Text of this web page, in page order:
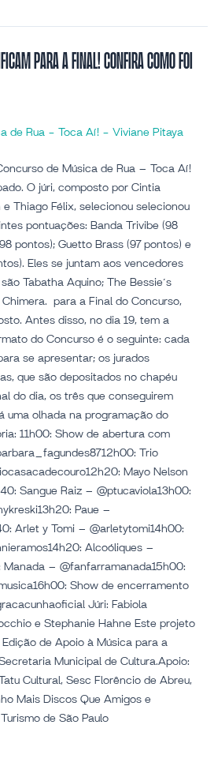
para a final! Confira como foi
de Música de Rua – Toca Aí!
O júri, composto por Cintia
Thiago Félix, selecionou selecionou
pontuações: Banda Trivibe (98
pontos); Guetto Brass (97 pontos) e
Eles se juntam aos vencedores
Tabatha Aquino; The Bessie´s
Chimera. para a Final do Concurso,
Antes disso, no dia 19, tem a
do Concurso é o seguinte: cada
se apresentar; os jurados
que são depositados no chapéu
do dia, os três que conseguirem
uma olhada na programação do
11h00: Show de abertura com
Trio
Mayo Nelson
Sangue Raiz – @ptucaviola13h00:
Paue –
Arlet y Tomi – @arletytomi14h00:
Alcoóliques –
Manada – @fanfarramanada15h00:
Show de encerramento
Júri: Fabiola
e Stephanie Hahne Este projeto
de Apoio à Música para a
Municipal de Cultura.Apoio:
Cultural, Sesc Florêncio de Abreu,
Mais Discos Que Amigos e
de São Paulo